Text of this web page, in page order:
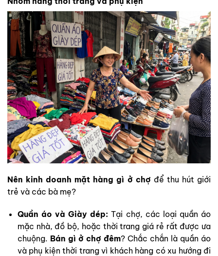
Nên kinh doanh mặt hàng gì ở chợ để thu hút giới
trẻ và các bà mẹ?
Quần áo và Giày dép: Tại chợ, các loại quần áo
mặc nhà, đồ bộ, hoặc thời trang giá rẻ rất được ưa
chuộng. Bán gì ở chợ đêm? Chắc chắn là quần áo
và phụ kiện thời trang vì khách hàng có xu hướng đi